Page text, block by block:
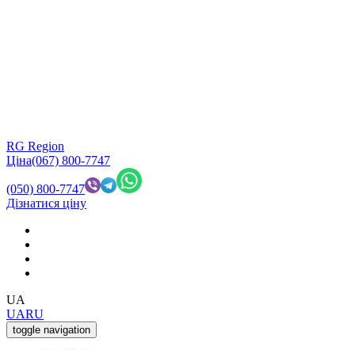
RG Region
Ціна(067) 800-7747
(050) 800-7747
Дізнатися ціну
UA
UARU
toggle navigation